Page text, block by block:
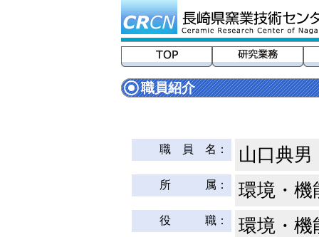
職員紹介
職 員 名： 山口典男
所 属： 環境・機
役 職： 環境・機